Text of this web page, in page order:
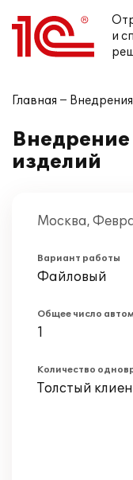
и
Главная Внедрения
изделий
Москва,
Вариант работы
Файловый
Общее число
1
Количество
Толстый